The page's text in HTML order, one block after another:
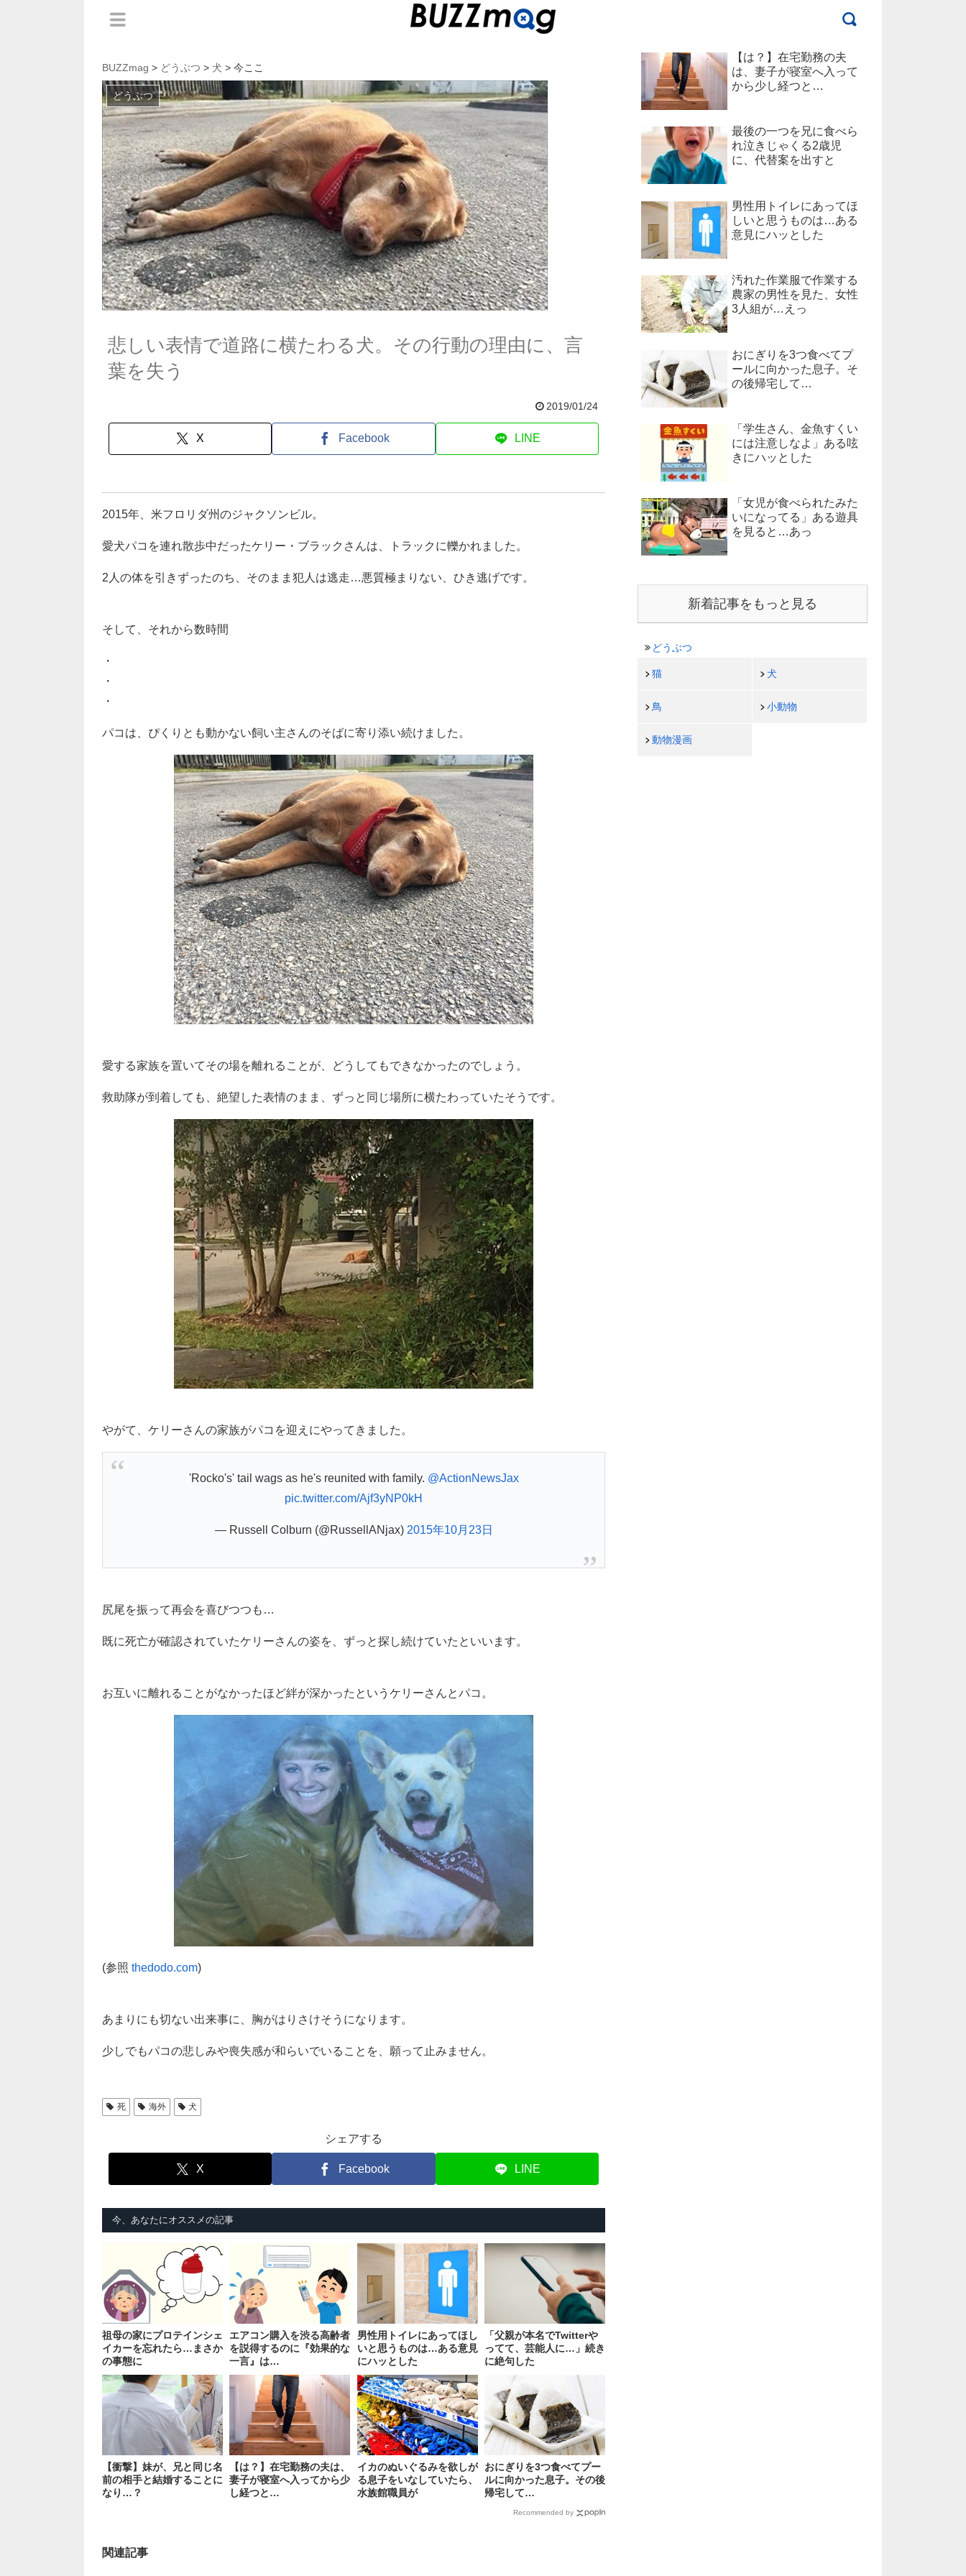
BUZZmag > どうぶつ > 犬 > 今ここ
どうぶつ
悲しい表情で道路に横たわる犬。その行動の理由に、言
葉を失う
2019/01/24
X Facebook LINE
2015年、米フロリダ州のジャクソンビル。
愛犬パコを連れ散歩中だったケリー・ブラックさんは、トラックに轢かれました。
2人の体を引きずったのち、そのまま犯人は逃走…悪質極まりない、ひき逃げです。
そして、それから数時間
・
・
・
パコは、ぴくりとも動かない飼い主さんのそばに寄り添い続けました。
愛する家族を置いてその場を離れることが、どうしてもできなかったのでしょう。
救助隊が到着しても、絶望した表情のまま、ずっと同じ場所に横たわっていたそうです。
やがて、ケリーさんの家族がパコを迎えにやってきました。
'Rocko's' tail wags as he's reunited with family. @ActionNewsJax
pic.twitter.com/Ajf3yNP0kH
— Russell Colburn (@RussellANjax) 2015年10月23日
尻尾を振って再会を喜びつつも…
既に死亡が確認されていたケリーさんの姿を、ずっと探し続けていたといいます。
お互いに離れることがなかったほど絆が深かったというケリーさんとパコ。
(参照 thedodo.com)
あまりにも切ない出来事に、胸がはりさけそうになります。
少しでもパコの悲しみや喪失感が和らいでいることを、願って止みません。
死 海外 犬
シェアする
X Facebook LINE
今、あなたにオススメの記事
祖母の家にプロテインシェ
イカーを忘れたら…まさか
の事態に
エアコン購入を渋る高齢者
を説得するのに『効果的な
一言』は…
男性用トイレにあってほし
いと思うものは…ある意見
にハッとした
「父親が本名でTwitterや
ってて、芸能人に…」続き
に絶句した
【衝撃】妹が、兄と同じ名
前の相手と結婚することに
なり…？
【は？】在宅勤務の夫は、
妻子が寝室へ入ってから少
し経つと…
イカのぬいぐるみを欲しが
る息子をいなしていたら、
水族館職員が
おにぎりを3つ食べてプー
ルに向かった息子。その後
帰宅して…
Recommended by
関連記事
【は？】在宅勤務の夫
は、妻子が寝室へ入って
から少し経つと…
最後の一つを兄に食べら
れ泣きじゃくる2歳児
に、代替案を出すと
男性用トイレにあってほ
しいと思うものは…ある
意見にハッとした
汚れた作業服で作業する
農家の男性を見た、女性
3人組が…えっ
おにぎりを3つ食べてプ
ールに向かった息子。そ
の後帰宅して…
「学生さん、金魚すくい
には注意しなよ」ある呟
きにハッとした
「女児が食べられたみた
いになってる」ある遊具
を見ると…あっ
新着記事をもっと見る
どうぶつ
猫 犬
鳥 小動物
動物漫画